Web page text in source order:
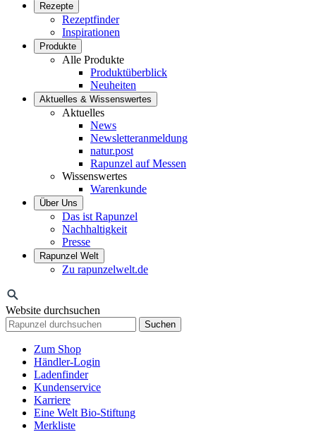
Rezepte
Rezeptfinder
Inspirationen
Produkte
Alle Produkte
Produktüberblick
Neuheiten
Aktuelles & Wissenswertes
Aktuelles
News
Newsletteranmeldung
natur.post
Rapunzel auf Messen
Wissenswertes
Warenkunde
Über Uns
Das ist Rapunzel
Nachhaltigkeit
Presse
Rapunzel Welt
Zu rapunzelwelt.de
Website durchsuchen
Suchen
Zum Shop
Händler-Login
Ladenfinder
Kundenservice
Karriere
Eine Welt Bio-Stiftung
Merkliste